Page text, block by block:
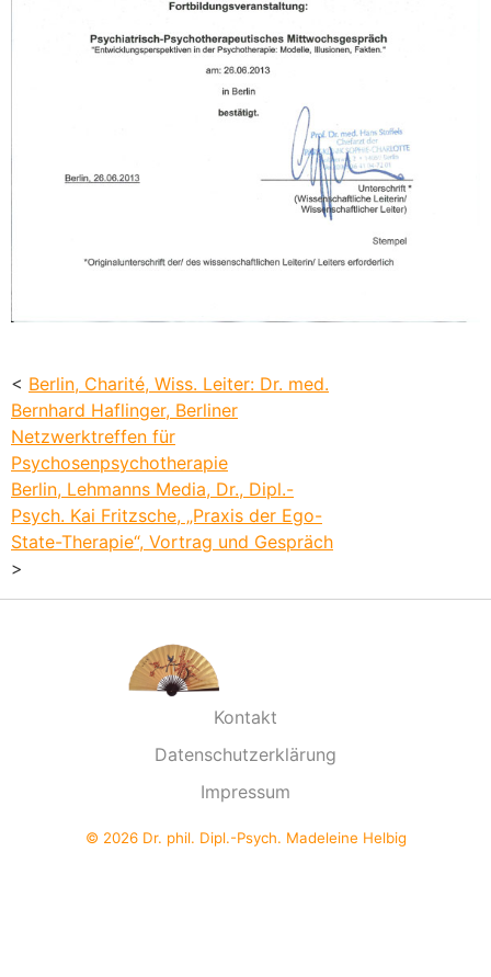
< Berlin, Charité, Wiss. Leiter: Dr. med.
Bernhard Haflinger, Berliner
Netzwerktreffen für
Psychosenpsychotherapie
Berlin, Lehmanns Media, Dr., Dipl.-
Psych. Kai Fritzsche, „Praxis der Ego-
State-Therapie“, Vortrag und Gespräch
>
Kontakt
Datenschutzerklärung
Impressum
© 2026 Dr. phil. Dipl.-Psych. Madeleine Helbig